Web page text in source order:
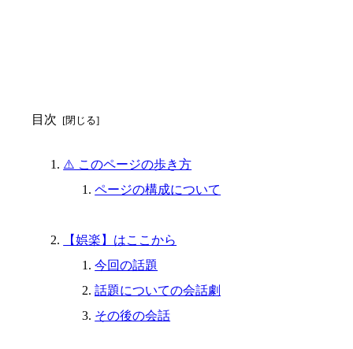
目次
⚠️ このページの歩き方
ページの構成について
【娯楽】はここから
今回の話題
話題についての会話劇
その後の会話